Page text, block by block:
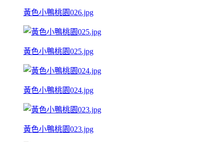
黃色小鴨桃園026.jpg
黃色小鴨桃園025.jpg
黃色小鴨桃園024.jpg
黃色小鴨桃園023.jpg